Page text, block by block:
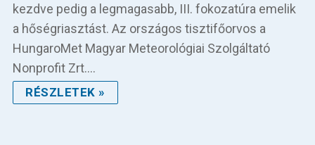
kezdve pedig a legmagasabb, III. fokozatúra emelik
a hőségriasztást. Az országos tisztifőorvos a
HungaroMet Magyar Meteorológiai Szolgáltató
Nonprofit Zrt.…
RÉSZLETEK »